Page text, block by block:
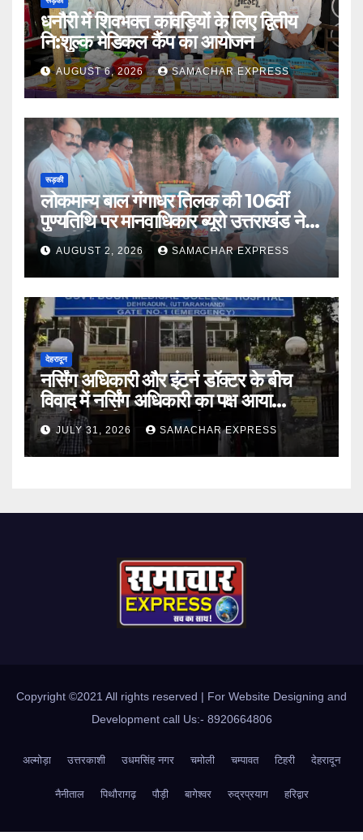
धनौरी में शिवभक्त कांवड़ियों के लिए द्वितीय
नि:शुल्क मेडिकल कैंप का आयोजन
AUGUST 6, 2026 SAMACHAR EXPRESS
रूड़की
लोकमान्य बाल गंगाधर तिलक की 106वीं
पुण्यतिथि पर मानवाधिकार ब्यूरो उत्तराखंड ने दी
भावभीनी श्रद्धांजलि
AUGUST 2, 2026 SAMACHAR EXPRESS
देहरादून
नर्सिंग अधिकारी और इंटर्न डॉक्टर के बीच
विवाद में नर्सिंग अधिकारी का पक्ष आया
सामने,करी निष्पक्ष जांच की मांग
JULY 31, 2026 SAMACHAR EXPRESS
Copyright ©2021 All rights reserved | For Website Designing and
Development call Us:- 8920664806
अल्मोड़ा उत्तरकाशी उधमसिंह नगर चमोली चम्पावत टिहरी देहरादून
नैनीताल पिथौरागढ़ पौड़ी बागेश्वर रुद्रप्रयाग हरिद्वार